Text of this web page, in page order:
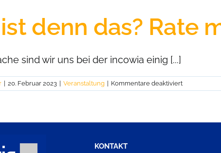
denn das? Rate
sind wir uns bei der incowia einig [...]
| 20. Februar 2023 | Veranstaltung | Kommentare deaktiviertfür
Was
KONTAKT